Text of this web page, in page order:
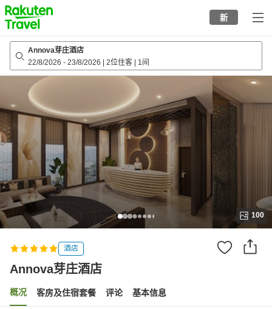
to
top
page
新
Annova芽庄酒店
22/8/2026 - 23/8/2026 2位住客 1间
100
酒店
Annova芽庄酒店
概况 客房及住宿套餐 评论 基本信息